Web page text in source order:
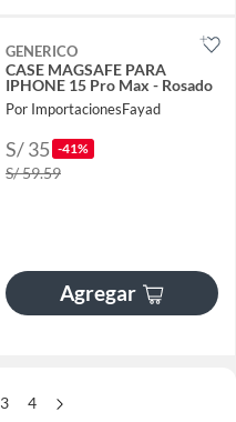
GENERICO
CASE MAGSAFE PARA
IPHONE 15 Pro Max - Rosado
Por ImportacionesFayad
S/ 35 -41%
S/ 59.59
Agregar
3 4